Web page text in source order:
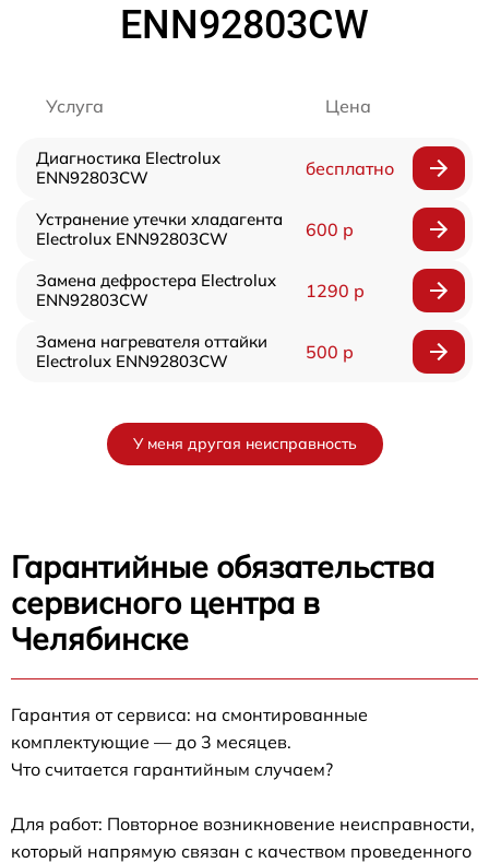
ENN92803CW
Услуга Цена
Диагностика Electrolux
ENN92803CW
бесплатно
Устранение утечки хладагента
Electrolux ENN92803CW
600 р
Замена дефростера Electrolux
ENN92803CW
1290 р
Замена нагревателя оттайки
Electrolux ENN92803CW
500 р
У меня другая неисправность
Гарантийные обязательства
сервисного центра в
Челябинске
Гарантия от сервиса: на смонтированные
комплектующие — до 3 месяцев.
Что считается гарантийным случаем?
Для работ: Повторное возникновение неисправности,
который напрямую связан с качеством проведенного